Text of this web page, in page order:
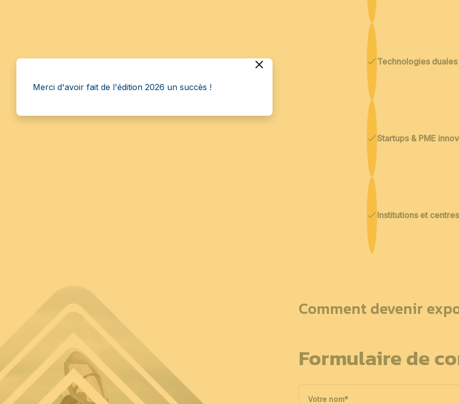
Technologies duales
Startups & PME
Institutions et
Comment devenir
Formulaire de
Votre nom*
Merci d'avoir fait de l'édition 2026 un succès !